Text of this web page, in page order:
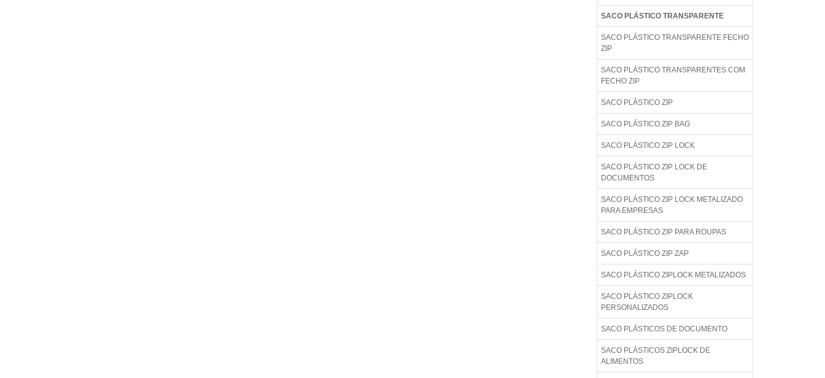
SACO PLÁSTICO TRANSPARENTE
SACO PLÁSTICO TRANSPARENTE FECHO
ZIP
SACO PLÁSTICO TRANSPARENTES COM
FECHO ZIP
SACO PLÁSTICO ZIP
SACO PLÁSTICO ZIP BAG
SACO PLÁSTICO ZIP LOCK
SACO PLÁSTICO ZIP LOCK DE
DOCUMENTOS
SACO PLÁSTICO ZIP LOCK METALIZADO
PARA EMPRESAS
SACO PLÁSTICO ZIP PARA ROUPAS
SACO PLÁSTICO ZIP ZAP
SACO PLÁSTICO ZIPLOCK METALIZADOS
SACO PLÁSTICO ZIPLOCK
PERSONALIZADOS
SACO PLÁSTICOS DE DOCUMENTO
SACO PLÁSTICOS ZIPLOCK DE
ALIMENTOS